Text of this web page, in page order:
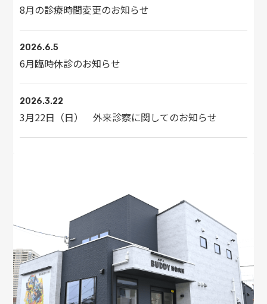
8月の診療時間変更のお知らせ
2026.6.5
6月臨時休診のお知らせ
2026.3.22
3月22日（日） 外来診察に関してのお知らせ